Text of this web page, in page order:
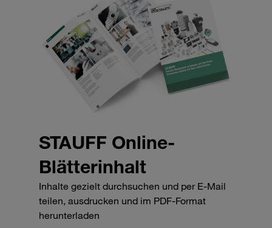
STAUFF Online-
Blätterinhalt
Inhalte gezielt durchsuchen und per E-Mail
teilen, ausdrucken und im PDF-Format
herunterladen